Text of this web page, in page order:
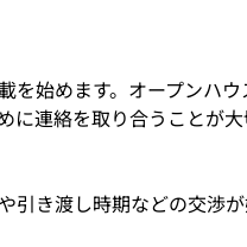
を始めます。オープンハ
連絡を取り合うことが大
引き渡し時期などの交渉